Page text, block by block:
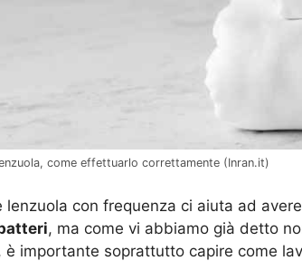
come effettuarlo correttamente (Inran.it)
lenzuola con frequenza ci aiuta ad
, ma come vi abbiamo già detto
è importante soprattutto capire come